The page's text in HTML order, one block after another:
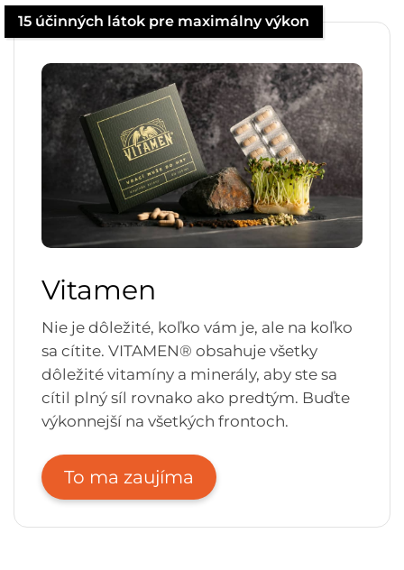
15 účinných látok pre maximálny výkon
Vitamen
Nie je dôležité, koľko vám je, ale na koľko
sa cítite. VITAMEN® obsahuje všetky
dôležité vitamíny a minerály, aby ste sa
cítil plný síl rovnako ako predtým. Buďte
výkonnejší na všetkých frontoch.
To ma zaujíma